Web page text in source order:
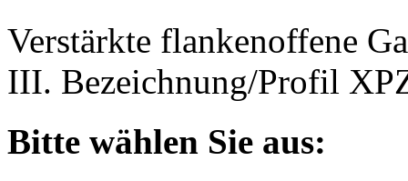
Verstärkte flankenoffene
III. Bezeichnung/Profil
Bitte wählen Sie aus: